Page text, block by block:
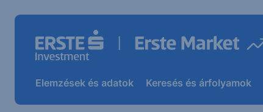
Elemzések és adatok Keresés és árfolyamok